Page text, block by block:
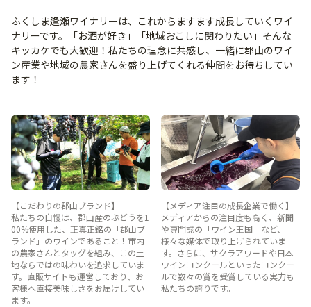
ふくしま逢瀬ワイナリーは、これからますます成長していくワイ
ナリーです。「お酒が好き」「地域おこしに関わりたい」そんな
キッカケでも大歓迎！私たちの理念に共感し、一緒に郡山のワイ
ン産業や地域の農家さんを盛り上げてくれる仲間をお待ちしてい
ます！
【こだわりの郡山ブランド】
私たちの自慢は、郡山産のぶどうを1
00%使用した、正真正銘の「郡山ブ
ランド」のワインであること！市内
の農家さんとタッグを組み、この土
地ならではの味わいを追求していま
す。直販サイトも運営しており、お
客様へ直接美味しさをお届けしてい
ます。
【メディア注目の成長企業で働く】
メディアからの注目度も高く、新聞
や専門誌の「ワイン王国」など、
様々な媒体で取り上げられていま
す。さらに、サクラアワードや日本
ワインコンクールといったコンクー
ルで数々の賞を受賞している実力も
私たちの誇りです。